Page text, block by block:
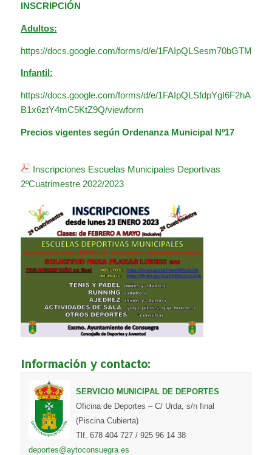
INSCRIPCIÓN
Adultos:
https://docs.google.com/forms/d/e/
Infantil:
https://docs.google.com/forms/d/e/
B1x6ztY4mC5KtZ9Q/viewform
Precios vigentes según Ordenanza Municipal Nº17
Inscripciones Escuelas Municipales Deportivas
2ºCuatrimestre 2022/2023
Información y contacto:
SERVICIO MUNICIPAL DE DEPORTES
Oficina de Deportes – C/ Urda, s/n final
(Piscina Cubierta)
Tlf. 678 404 727 / 925 96 14 38
deportes@aytoconsuegra.es